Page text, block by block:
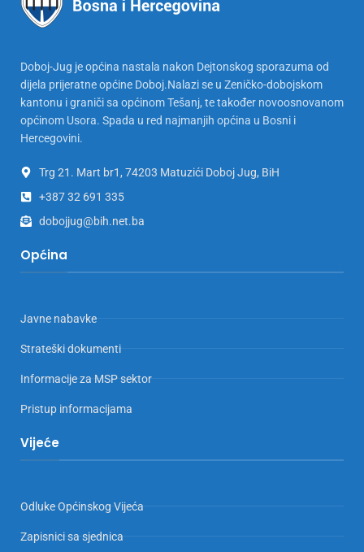
Doboj-Jug je općina nastala nakon Dejtonskog sporazuma od
dijela prijeratne općine Doboj.Nalazi se u Zeničko-dobojskom
kantonu i graniči sa općinom Tešanj, te također novoosnovanom
općinom Usora. Spada u red najmanjih općina u Bosni i
Hercegovini.
Trg 21. Mart br1, 74203 Matuzići Doboj Jug, BiH
+387 32 691 335
dobojjug@bih.net.ba
Općina
Javne nabavke
Strateški dokumenti
Informacije za MSP sektor
Pristup informacijama
Vijeće
Odluke Općinskog Vijeća
Zapisnici sa sjednica